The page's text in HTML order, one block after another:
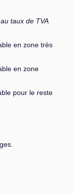
taux de TVA
en zone très
en zone
pour le reste